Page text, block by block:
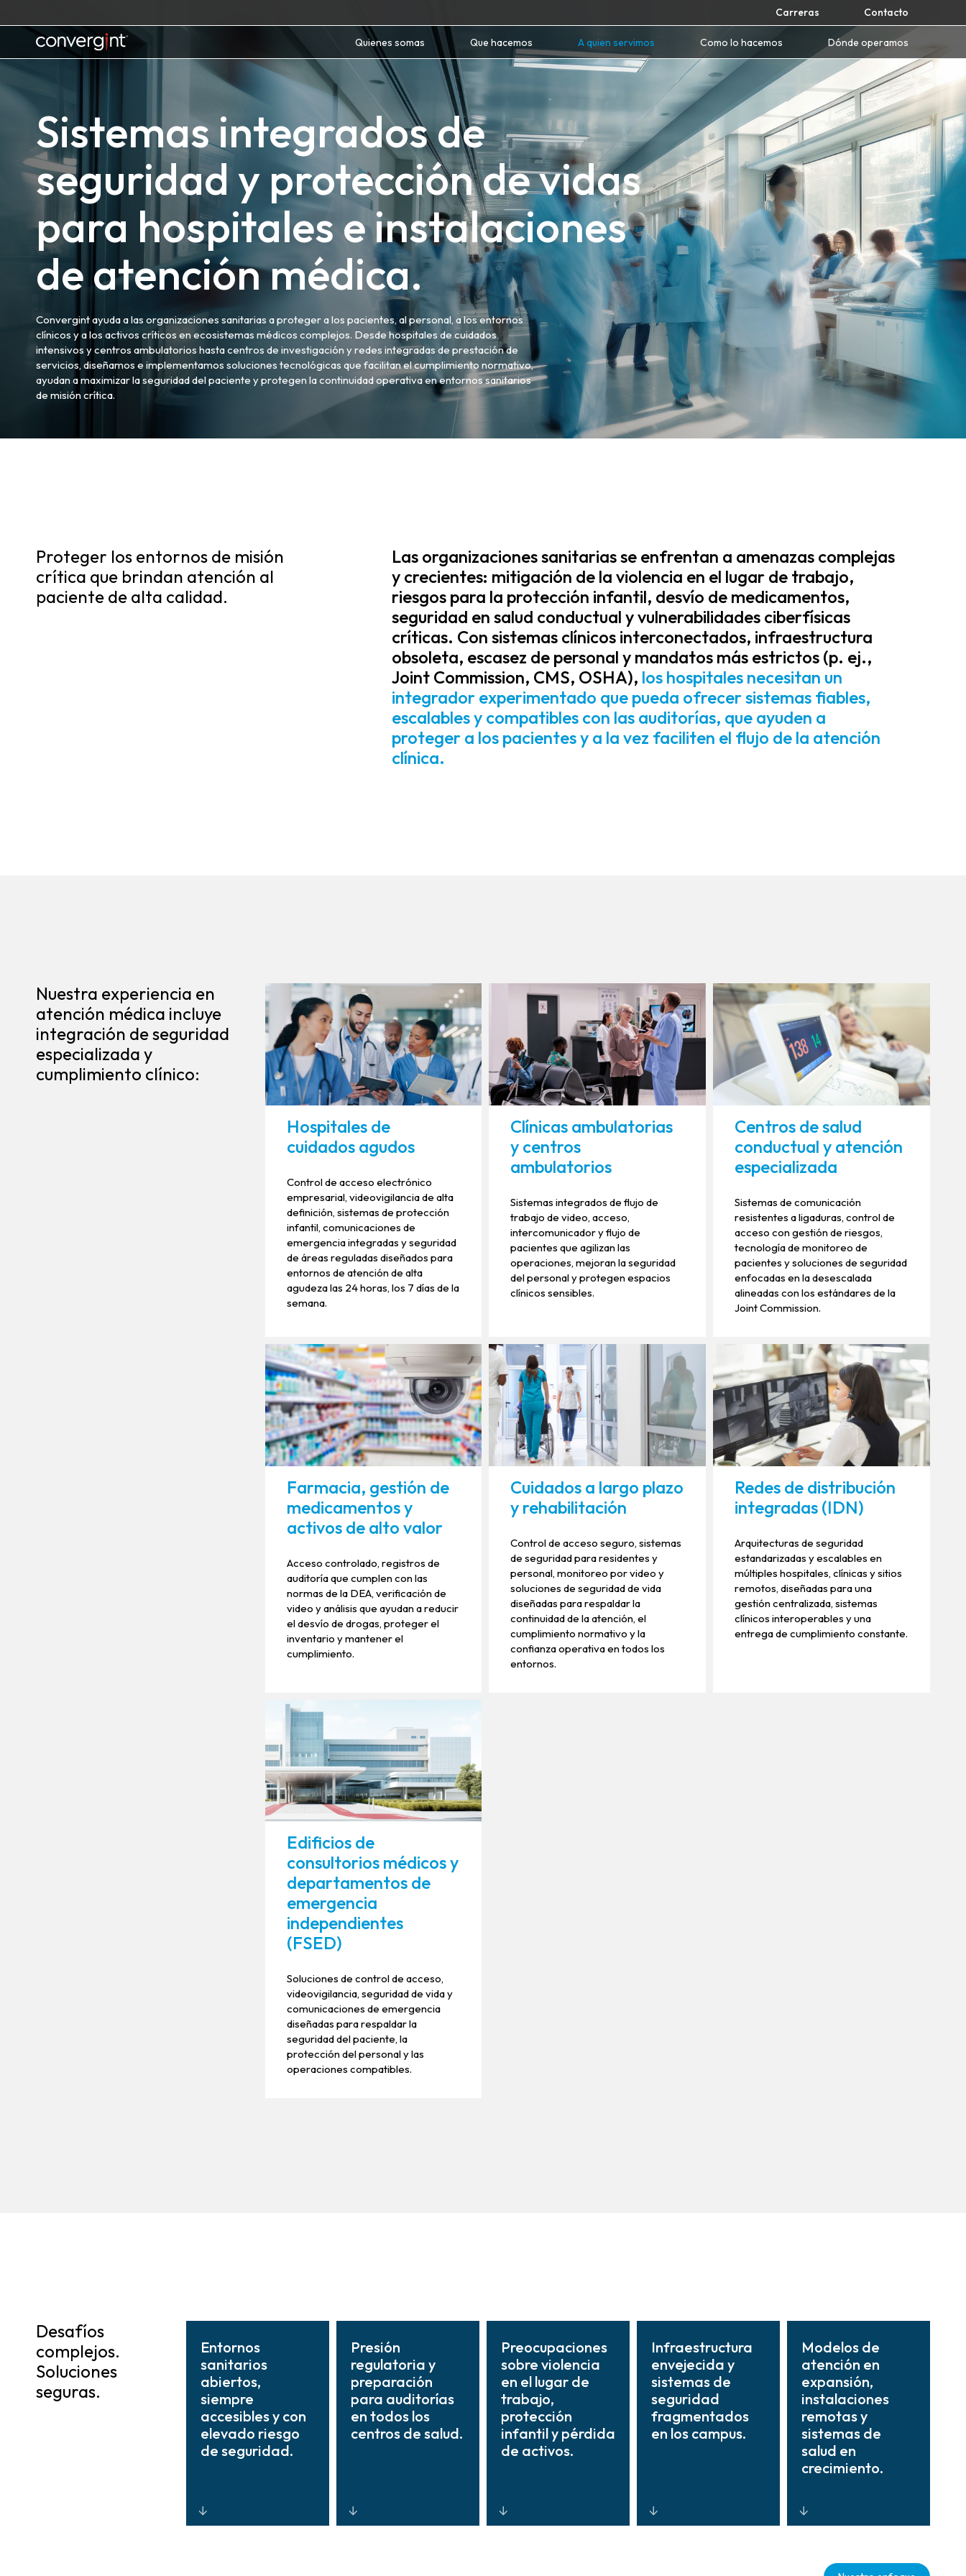
to
Carreras Contacto
Home Quienes somas Que hacemos A quien servimos Como lo hacemos Dónde operamos
Sistemas integrados de
seguridad y protección de vidas
para hospitales e instalaciones
de atención médica.
Convergint ayuda a las organizaciones sanitarias a proteger a los pacientes, al personal, a los entornos
clínicos y a los activos críticos en ecosistemas médicos complejos. Desde hospitales de cuidados
intensivos y centros ambulatorios hasta centros de investigación y redes integradas de prestación de
servicios, diseñamos e implementamos soluciones tecnológicas que facilitan el cumplimiento normativo,
ayudan a maximizar la seguridad del paciente y protegen la continuidad operativa en entornos sanitarios
de misión crítica.
Proteger los entornos de misión
crítica que brindan atención al
paciente de alta calidad.
Las organizaciones sanitarias se enfrentan a amenazas complejas
y crecientes: mitigación de la violencia en el lugar de trabajo,
riesgos para la protección infantil, desvío de medicamentos,
seguridad en salud conductual y vulnerabilidades ciberfísicas
críticas. Con sistemas clínicos interconectados, infraestructura
obsoleta, escasez de personal y mandatos más estrictos (p. ej.,
Joint Commission, CMS, OSHA), los hospitales necesitan un
integrador experimentado que pueda ofrecer sistemas fiables,
escalables y compatibles con las auditorías, que ayuden a
proteger a los pacientes y a la vez faciliten el flujo de la atención
clínica.
Nuestra experiencia en
atención médica incluye
integración de seguridad
especializada y
cumplimiento clínico:
Hospitales de
cuidados agudos
Control de acceso electrónico
empresarial, videovigilancia de alta
definición, sistemas de protección
infantil, comunicaciones de
emergencia integradas y seguridad
de áreas reguladas diseñados para
entornos de atención de alta
agudeza las 24 horas, los 7 días de la
semana.
Clínicas ambulatorias
y centros
ambulatorios
Sistemas integrados de flujo de
trabajo de video, acceso,
intercomunicador y flujo de
pacientes que agilizan las
operaciones, mejoran la seguridad
del personal y protegen espacios
clínicos sensibles.
Centros de salud
conductual y atención
especializada
Sistemas de comunicación
resistentes a ligaduras, control de
acceso con gestión de riesgos,
tecnología de monitoreo de
pacientes y soluciones de seguridad
enfocadas en la desescalada
alineadas con los estándares de la
Joint Commission.
Farmacia, gestión de
medicamentos y
activos de alto valor
Acceso controlado, registros de
auditoría que cumplen con las
normas de la DEA, verificación de
video y análisis que ayudan a reducir
el desvío de drogas, proteger el
inventario y mantener el
cumplimiento.
Cuidados a largo plazo
y rehabilitación
Control de acceso seguro, sistemas
de seguridad para residentes y
personal, monitoreo por video y
soluciones de seguridad de vida
diseñadas para respaldar la
continuidad de la atención, el
cumplimiento normativo y la
confianza operativa en todos los
entornos.
Redes de distribución
integradas (IDN)
Arquitecturas de seguridad
estandarizadas y escalables en
múltiples hospitales, clínicas y sitios
remotos, diseñadas para una
gestión centralizada, sistemas
clínicos interoperables y una
entrega de cumplimiento constante.
Edificios de
consultorios médicos y
departamentos de
emergencia
independientes
(FSED)
Soluciones de control de acceso,
videovigilancia, seguridad de vida y
comunicaciones de emergencia
diseñadas para respaldar la
seguridad del paciente, la
protección del personal y las
operaciones compatibles.
Desafíos
complejos.
Soluciones
seguras.
Entornos
sanitarios
abiertos,
siempre
accesibles y con
elevado riesgo
de seguridad.
Presión
regulatoria y
preparación
para auditorías
en todos los
centros de salud.
Preocupaciones
sobre violencia
en el lugar de
trabajo,
protección
infantil y pérdida
de activos.
Infraestructura
envejecida y
sistemas de
seguridad
fragmentados
en los campus.
Modelos de
atención en
expansión,
instalaciones
remotas y
sistemas de
salud en
crecimiento.
escalables y